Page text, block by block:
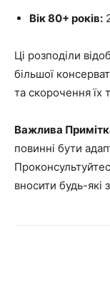
Вік 80+ років:
Ці розподіли
більшої
та скорочення їх
Важлива
повинні бути
вносити будь-які